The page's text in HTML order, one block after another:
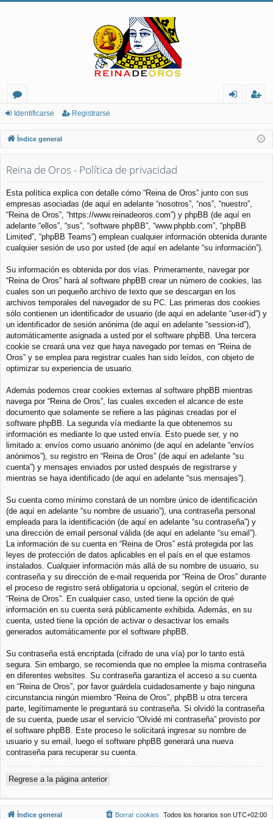
or
os
nt
ifi
e
ist
ra
Identificarse Registrarse
Índice general
Reina de Oros - Política de privacidad
Esta política explica con detalle cómo “Reina de Oros” junto con sus
empresas asociadas (de aquí en adelante “nosotros”, “nos”, “nuestro”,
“Reina de Oros”, “https://www.reinadeoros.com”) y phpBB (de aquí en
adelante “ellos”, “sus”, “software phpBB”, “www.phpbb.com”, “phpBB
Limited”, “phpBB Teams”) emplean cualquier información obtenida durante
cualquier sesión de uso por usted (de aquí en adelante “su información”).
Su información es obtenida por dos vías. Primeramente, navegar por
“Reina de Oros” hará al software phpBB crear un número de cookies, las
cuales son un pequeño archivo de texto que se descargan en los
archivos temporales del navegador de su PC. Las primeras dos cookies
sólo contienen un identificador de usuario (de aquí en adelante “user-id”) y
un identificador de sesión anónima (de aquí en adelante “session-id”),
automáticamente asignada a usted por el software phpBB. Una tercera
cookie se creará una vez que haya navegado por temas en “Reina de
Oros” y se emplea para registrar cuales han sido leídos, con objeto de
optimizar su experiencia de usuario.
Además podemos crear cookies externas al software phpBB mientras
navega por “Reina de Oros”, las cuales exceden el alcance de este
documento que solamente se refiere a las páginas creadas por el
software phpBB. La segunda vía mediante la que obtenemos su
información es mediante lo que usted envía. Esto puede ser, y no
limitado a: envíos como usuario anónimo (de aquí en adelante “envíos
anónimos”), su registro en “Reina de Oros” (de aquí en adelante “su
cuenta”) y mensajes enviados por usted después de registrarse y
mientras se haya identificado (de aquí en adelante “sus mensajes”).
Su cuenta como mínimo constará de un nombre único de identificación
(de aquí en adelante “su nombre de usuario”), una contraseña personal
empleada para la identificación (de aquí en adelante “su contraseña”) y
una dirección de email personal válida (de aquí en adelante “su email”).
La información de su cuenta en “Reina de Oros” está protegida por las
leyes de protección de datos aplicables en el país en el que estamos
instalados. Cualquier información más allá de su nombre de usuario, su
contraseña y su dirección de e-mail requerida por “Reina de Oros” durante
el proceso de registro será obligatoria u opcional, según el criterio de
“Reina de Oros”. En cualquier caso, usted tiene la opción de qué
información en su cuenta será públicamente exhibida. Además, en su
cuenta, usted tiene la opción de activar o desactivar los emails
generados automáticamente por el software phpBB.
Su contraseña está encriptada (cifrado de una vía) por lo tanto está
segura. Sin embargo, se recomienda que no emplee la misma contraseña
en diferentes websites. Su contraseña garantiza el acceso a su cuenta
en “Reina de Oros”, por favor guárdela cuidadosamente y bajo ninguna
circunstancia ningún miembro “Reina de Oros”, phpBB u otra tercera
parte, legítimamente le preguntará su contraseña. Si olvidó la contraseña
de su cuenta, puede usar el servicio “Olvidé mi contraseña” provisto por
el software phpBB. Este proceso le solicitará ingresar su nombre de
usuario y su email, luego el software phpBB generará una nueva
contraseña para recuperar su cuenta.
Regrese a la página anterior
Índice general Todos los horarios son UTC+02:00
Borrar cookies